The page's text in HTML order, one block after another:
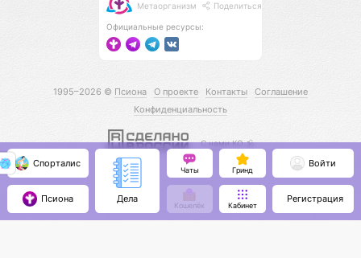
Метаорганизм Поделиться
Официальные ресурсы:
1995–2026 © Псиона О проекте Контакты
Соглашение
Конфиденциальность
С нами КО 🕉️
Спорталис
Псиона Дела
Чаты Гринд
Кошелёк Кабинет
Войти
Регистрация